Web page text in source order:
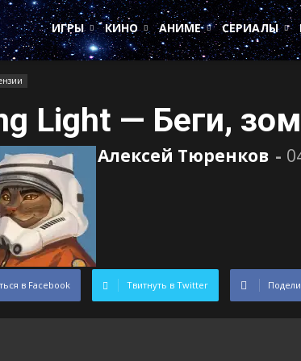
ИГРЫ
КИНО АНИМЕ СЕРИАЛЫ
Light — Беги,
Алексей Тюренков -
в Facebook Твитнуть в Twitter